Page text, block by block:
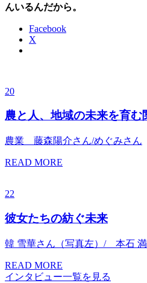
んいるんだから。
Facebook
X
20
農と人、地域の未来を育む
農業 藤森陽介さん/めぐみさん
READ MORE
22
彼女たちの紡ぐ未来
韓 雪華さん（写真左）/ 本石 満
READ MORE
インタビュー一覧を見る